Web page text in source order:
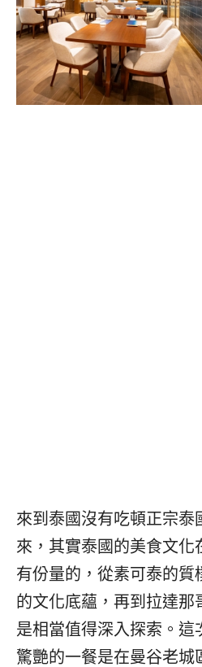
來到泰國沒有吃頓正宗泰
來，其實泰國的美食文化
有份量的，從素可泰的質
的文化底蘊，再到拉達那
是相當值得深入探索。這
驚艷的一餐是在曼谷老城